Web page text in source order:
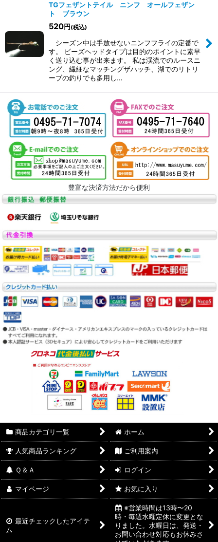
TGフェザントテイル ニンフ オールフェザン
ト ブラウン
520円 (税込)
シーズン中は手放せないニンフフライの定番で
す。 ビーズヘッドタイプは目的のポイントに素早
く送り込む事が出来ます。 私は渓流でのルースニ
ング、繊細なマッチングザハッチ、湖でのリトリ
ーブの釣りでも多用し…
豊富な決済方法だから便利
商品カテゴリ一覧 ホーム
人気商品ランキング ご利用案内
Ｑ＆Ａ ログイン
マイページ お気に入り
最近チェックしたアイテ
ム
※営業時間は13時〜20
時・毎週水曜定休に変更とな
りました。水曜日は、発送・
お問い合わせ対応もお休みさ